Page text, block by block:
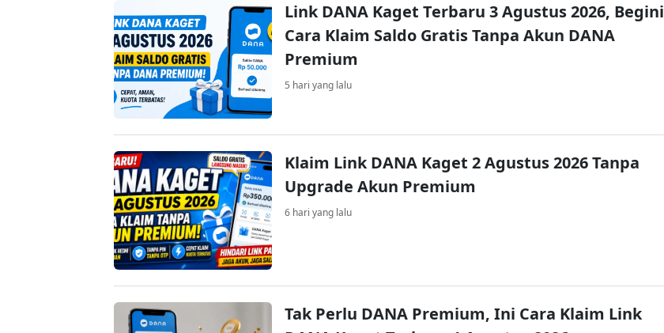
Link DANA Kaget Terbaru 3 Agustus 2026, Begini
Cara Klaim Saldo Gratis Tanpa Akun DANA
Premium
5 hari yang lalu
Klaim Link DANA Kaget 2 Agustus 2026 Tanpa
Upgrade Akun Premium
6 hari yang lalu
Tak Perlu DANA Premium, Ini Cara Klaim Link